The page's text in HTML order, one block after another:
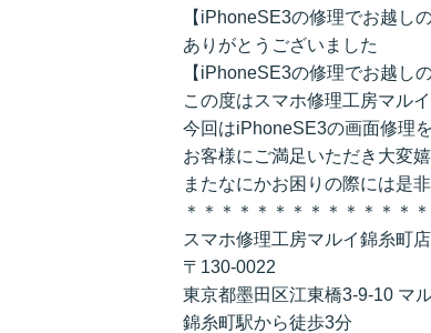
【iPhoneSE3の修理でお越し
ありがとうございました
【iPhoneSE3の修理でお越し
この度はスマホ修理工房マル
今回はiPhoneSE3の画面修理
お客様にご満足いただき大変
またなにかお困りの際には是
＊＊＊＊＊＊＊＊＊＊＊＊＊＊
スマホ修理工房マルイ錦糸町店
〒130-0022
東京都墨田区江東橋3-9-10 マ
錦糸町駅から徒歩3分